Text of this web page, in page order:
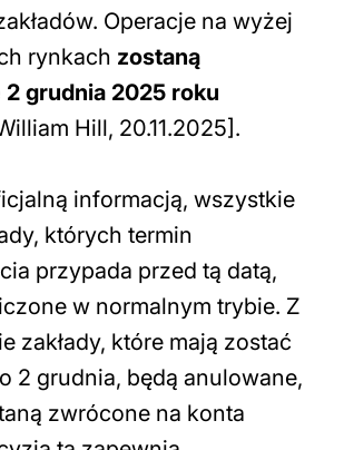
Operacje na wyżej
rynkach zostaną
grudnia 2025 roku
Hill, 20.11.2025].
informacją, wszystkie
których termin
przypada przed tą datą,
w normalnym trybie. Z
zakłady, które mają zostać
2 grudnia, będą anulowane,
zwrócone na konta